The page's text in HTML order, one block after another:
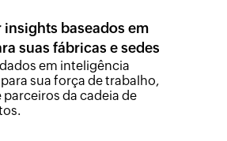
insights baseados em
suas fábricas e sedes
em inteligência
sua força de trabalho,
parceiros da cadeia de